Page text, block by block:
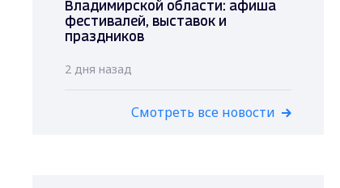
Владимирской области: афиша
фестивалей, выставок и
праздников
2 дня назад
Смотреть все новости